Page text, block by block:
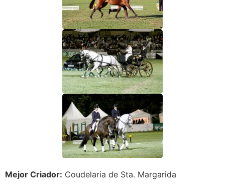
Mejor Criador: Coudelaria de Sta. Margarida